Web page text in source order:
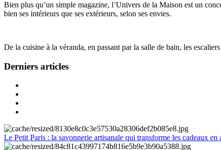
Bien plus qu’un simple magazine, l’Univers de la Maison est un
bien ses intérieurs que ses extérieurs, selon ses envies.
De la cuisine à la véranda, en passant par la salle de bain, les
Derniers articles
Le Petit Paris : la savonnerie artisanale qui transforme les cadeaux en